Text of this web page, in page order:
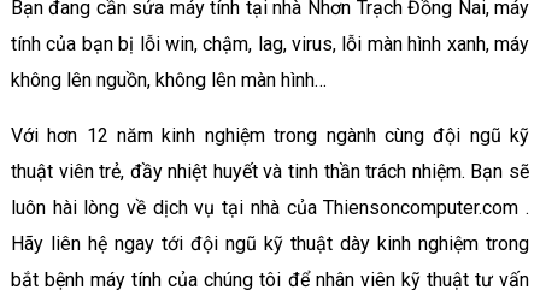
Bạn đang cần sửa máy tính tại nhà Nhơn Trạch Đồng Nai, máy
tính của bạn bị lỗi win, chậm, lag, virus, lỗi màn hình xanh, máy
không lên nguồn, không lên màn hình…
Với hơn 12 năm kinh nghiệm trong ngành cùng đội ngũ kỹ
thuật viên trẻ, đầy nhiệt huyết và tinh thần trách nhiệm. Bạn sẽ
luôn hài lòng về dịch vụ tại nhà của Thiensoncomputer.com .
Hãy liên hệ ngay tới đội ngũ kỹ thuật dày kinh nghiệm trong
bắt bệnh máy tính của chúng tôi để nhân viên kỹ thuật tư vấn